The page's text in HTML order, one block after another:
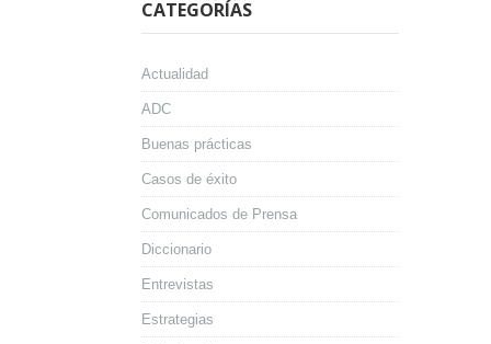
CATEGORÍAS
Actualidad
ADC
Buenas prácticas
Casos de éxito
Comunicados de Prensa
Diccionario
Entrevistas
Estrategias